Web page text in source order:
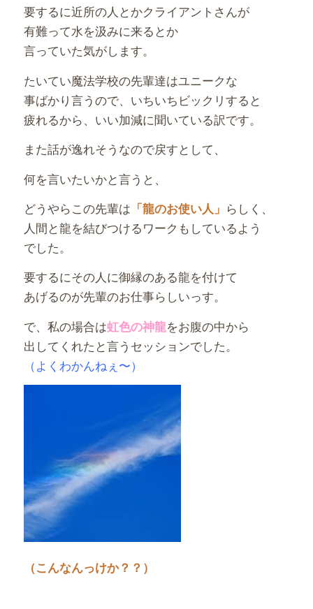
要するに近所の人とかクライアントさんが
有難って水を汲みに来るとか
言っていた気がします。
たいてい魔法学校の先輩達はユニークな
事ばかり言うので、いちいちビックリすると
疲れるから、いい加減に聞いている訳です。
また話が逸れそうなので戻すとして、
何を言いたいかと言うと、
どうやらこの先輩は 「龍のお使い人」 らしく、
人間と龍を結びつけるワークもしているよう
でした。
要するにその人に御縁のある龍を付けて
あげるのが先輩のお仕事らしいっす。
で、私の場合は虹色の神龍をお腹の中から
出してくれたと言うセッションでした。
（よくわかんねぇ〜）
（こんなんっけか？？）